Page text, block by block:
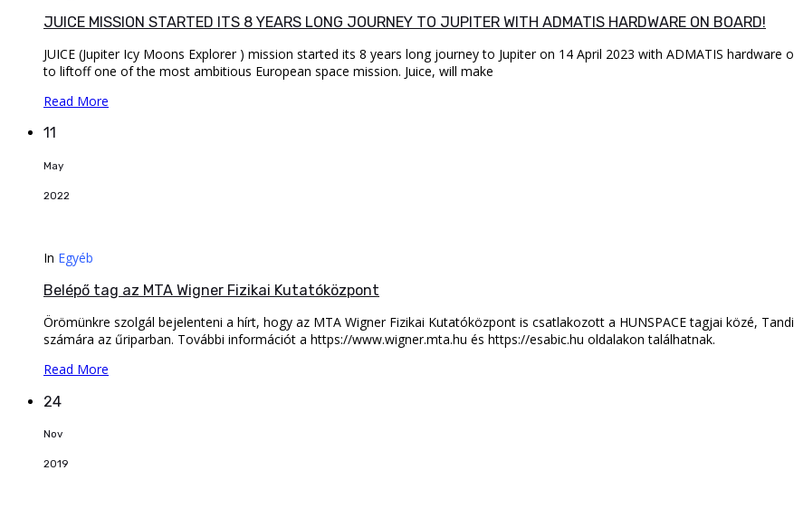
JUICE MISSION STARTED ITS 8 YEARS LONG JOURNEY TO JUPITER WITH ADMATIS HARDWARE ON BOARD!
JUICE (Jupiter Icy Moons Explorer ) mission started its 8 years long journey to Jupiter on 14 April 2023 with ADMATIS
to liftoff one of the most ambitious European space mission. Juice, will make
Read More
11
May
2022
In Egyéb
Belépő tag az MTA Wigner Fizikai Kutatóközpont
Örömünkre szolgál bejelenteni a hírt, hogy az MTA Wigner Fizikai Kutatóközpont is csatlakozott a HUNSPACE tagjai közé,
számára az űriparban. További információt a https://www.wigner.mta.hu és https://esabic.hu oldalakon találhatnak.
Read More
24
Nov
2019